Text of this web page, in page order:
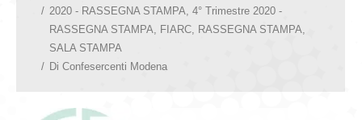
2020 - RASSEGNA STAMPA, 4° Trimestre 2020 -
RASSEGNA STAMPA, FIARC, RASSEGNA STAMPA,
SALA STAMPA
Di Confesercenti Modena